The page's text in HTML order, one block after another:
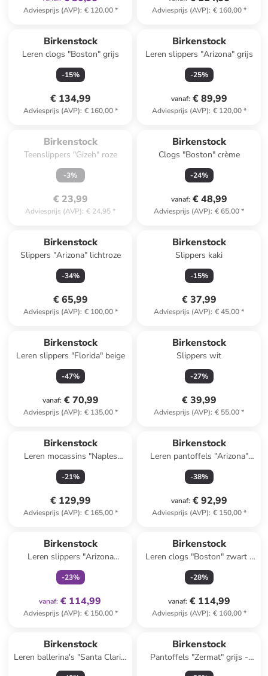
Adviesprijs (AVP): € 120,00* Adviesprijs (AVP): € 160,00*
Birkenstock
Leren clogs "Boston" grijs
-15%
€ 134,99
Adviesprijs (AVP): € 160,00*
Birkenstock
Leren slippers "Arizona" grijs
-25%
vanaf: € 89,99
Adviesprijs (AVP): € 120,00*
uitverkocht.
Birkenstock
Teenslippers "Gizeh" roze
-3%
€ 23,99
Adviesprijs (AVP): € 24,95*
Birkenstock
Clogs "Boston" crème
-24%
vanaf: € 48,99
Adviesprijs (AVP): € 65,00*
Birkenstock
Slippers "Arizona" lichtroze
-34%
€ 65,99
Adviesprijs (AVP): € 100,00*
Birkenstock
Slippers kaki
-15%
€ 37,99
Adviesprijs (AVP): € 45,00*
Birkenstock
Leren slippers "Florida" beige
-47%
vanaf: € 70,99
Adviesprijs (AVP): € 135,00*
Birkenstock
Slippers wit
-27%
€ 39,99
Adviesprijs (AVP): € 55,00*
Birkenstock
Leren mocassins "Naples
Wrapped" lichtroze
-21%
€ 129,99
Adviesprijs (AVP): € 165,00*
Birkenstock
Leren pantoffels "Arizona"
lichtbruin - wijdte S
-38%
vanaf: € 92,99
Adviesprijs (AVP): € 150,00*
Birkenstock
Leren slippers "Arizona
Adventure" zwart
-23%
vanaf: € 114,99
Adviesprijs (AVP): € 150,00*
Birkenstock
Leren clogs "Boston" zwart -
wijdte S
-28%
vanaf: € 114,99
Adviesprijs (AVP): € 160,00*
Birkenstock
Leren ballerina's "Santa Clarit"
lichtroze
Birkenstock
Pantoffels "Zermat" grijs -
wijdte S